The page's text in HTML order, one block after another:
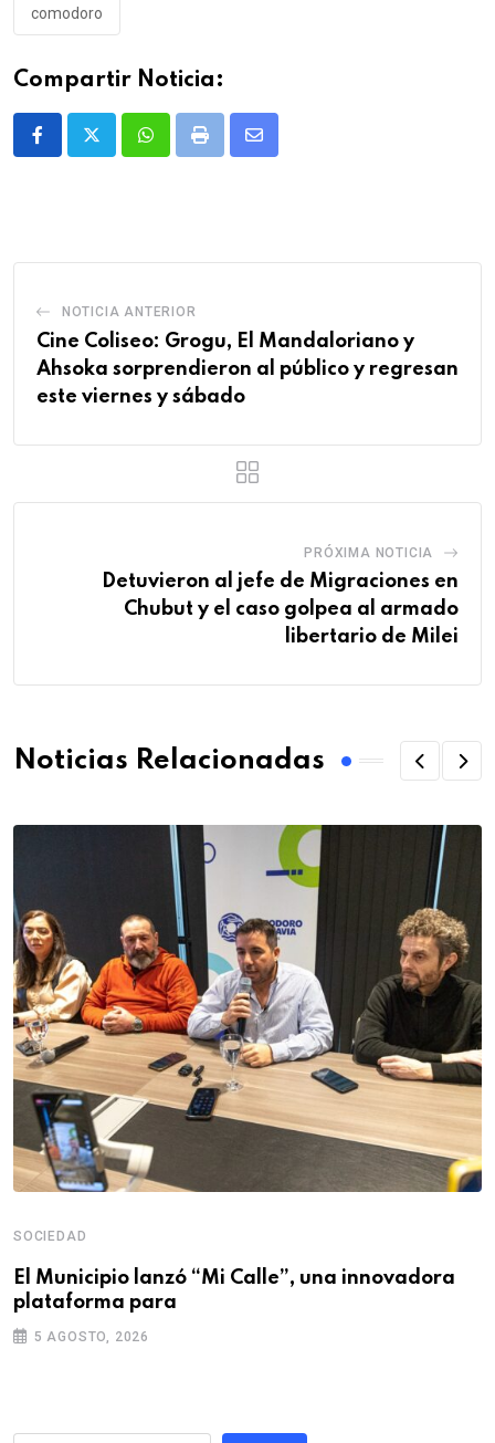
comodoro
Compartir Noticia:
WhatsappPrint
Share
NOTICIA ANTERIOR
Cine Coliseo: Grogu, El Mandaloriano y
Ahsoka sorprendieron al público y regresan
este viernes y sábado
PRÓXIMA NOTICIA
Detuvieron al jefe de Migraciones en
Chubut y el caso golpea al armado
libertario de Milei
Noticias Relacionadas
SOCIEDAD
El Municipio lanzó “Mi Calle”, una innovadora
plataforma para
5 AGOSTO, 2026